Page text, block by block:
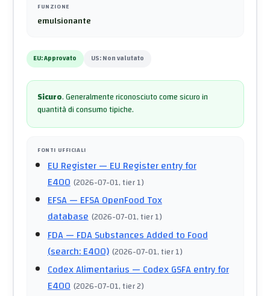
FUNZIONE
emulsionante
EU:Approvato US:Non valutato
Sicuro.Generalmente riconosciuto come sicuro in
quantità di consumo tipiche.
FONTI UFFICIALI
EU Register— EU Register entry for
E400 (2026-07-01, tier 1)
EFSA— EFSA OpenFood Tox
database (2026-07-01, tier 1)
FDA— FDA Substances Added to Food
(search: E400) (2026-07-01, tier 1)
Codex Alimentarius— Codex GSFA entry for
E400 (2026-07-01, tier 2)